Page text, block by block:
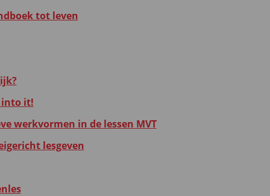
tot leven
into it!
werkvormen in de lessen MVT
lesgeven